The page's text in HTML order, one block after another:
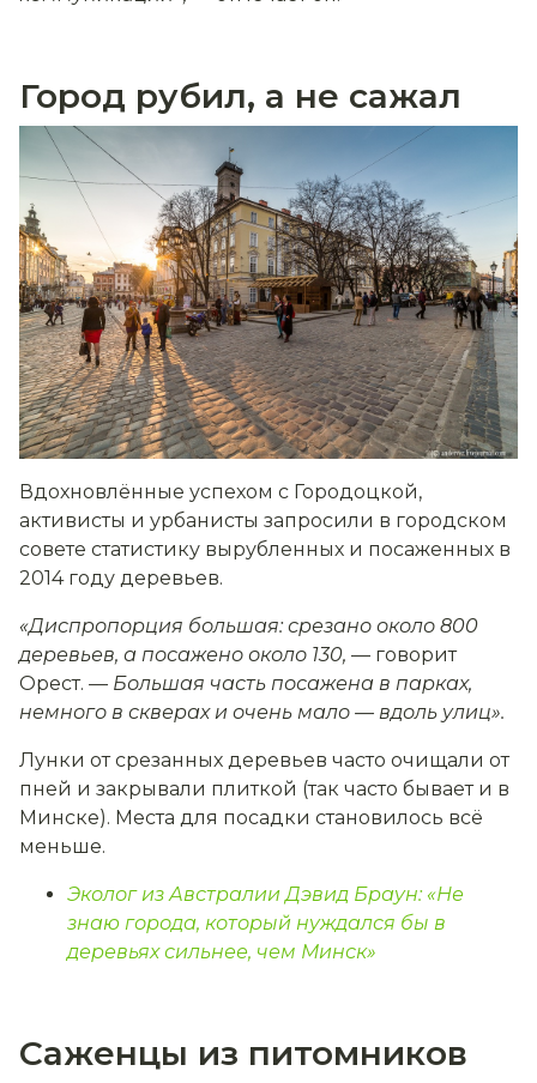
Город рубил, а не сажал
Вдохновлённые успехом с Городоцкой,
активисты и урбанисты запросили в городском
совете статистику вырубленных и посаженных в
2014 году деревьев.
«Диспропорция большая: срезано около 800
деревьев, а посажено около 130, — говорит
Орест. — Большая часть посажена в парках,
немного в скверах и очень мало — вдоль улиц».
Лунки от срезанных деревьев часто очищали от
пней и закрывали плиткой (так часто бывает и в
Минске). Места для посадки становилось всё
меньше.
Эколог из Австралии Дэвид Браун: «Не
знаю города, который нуждался бы в
деревьях сильнее, чем Минск»
Саженцы из питомников